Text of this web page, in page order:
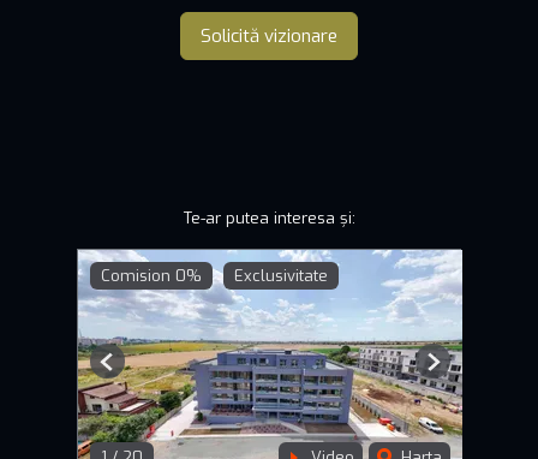
Solicită vizionare
Te-ar putea interesa și:
Comision 0% Exclusivitate
Previous Next